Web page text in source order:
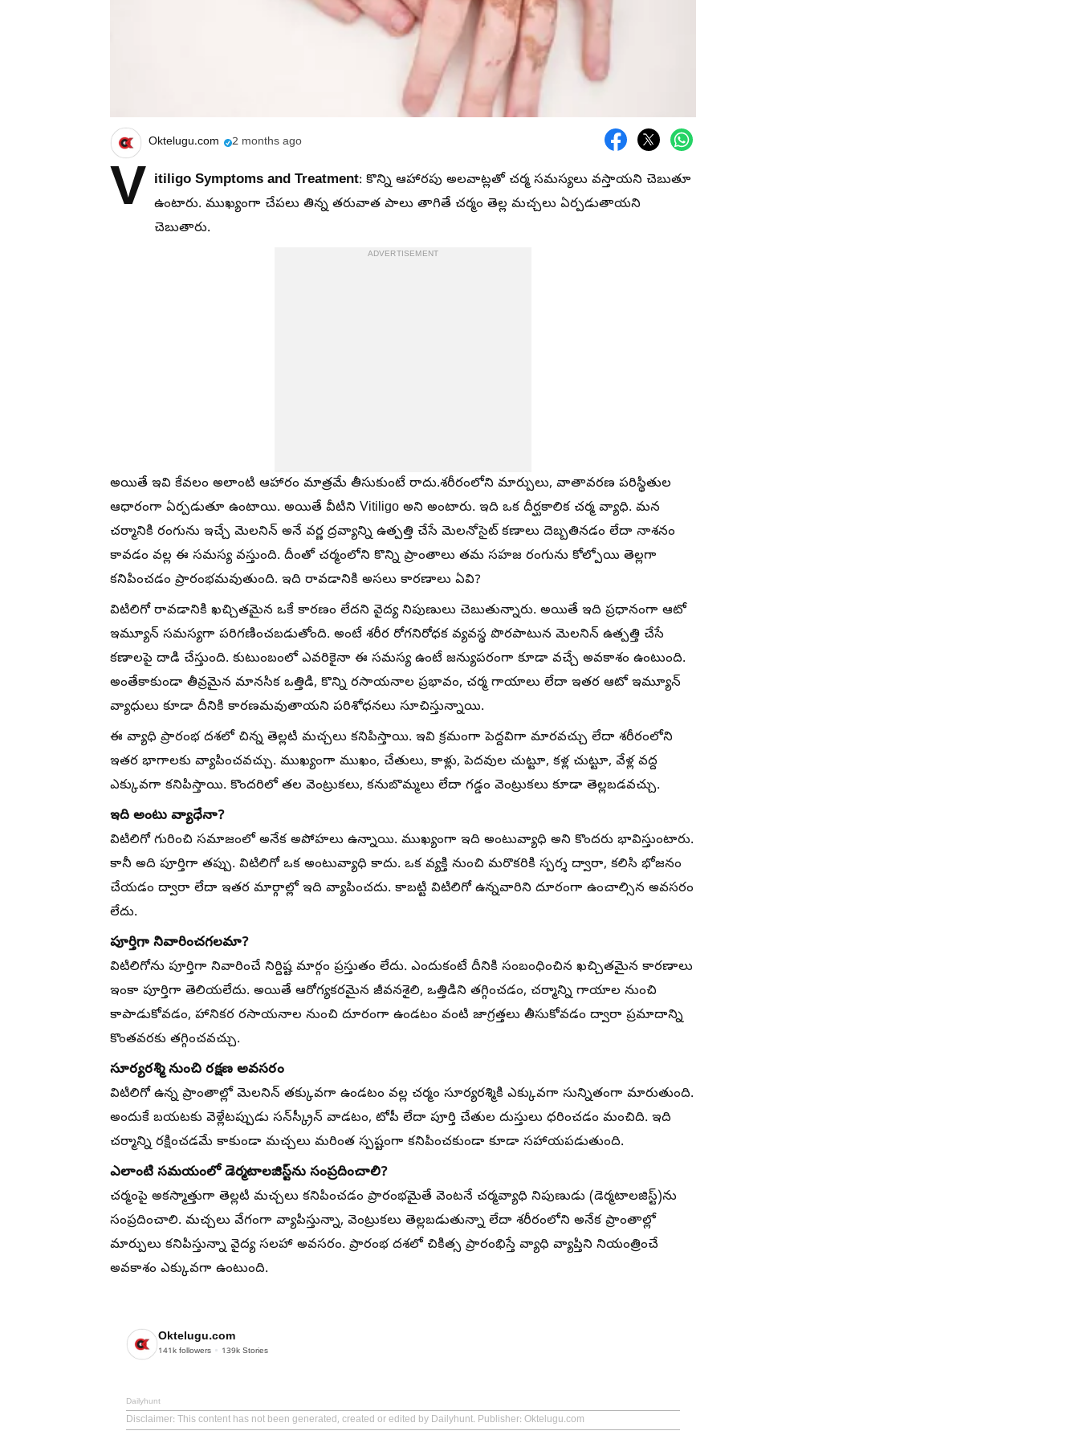
Oktelugu.com 2 months ago
V itiligo Symptoms and Treatment: కొన్ని ఆహారపు అలవాట్లతో చర్మ సమస్యలు వస్తాయని చెబుతూ
ఉంటారు. ముఖ్యంగా చేపలు తిన్న తరువాత పాలు తాగితే చర్మం తెల్ల మచ్చలు ఏర్పడుతాయని
చెబుతారు.
ADVERTISEMENT
అయితే ఇవి కేవలం అలాంటి ఆహారం మాత్రమే తీసుకుంటే రాదు.శరీరంలోని మార్పులు, వాతావరణ పరిస్థితుల
ఆధారంగా ఏర్పడుతూ ఉంటాయి. అయితే వీటిని Vitiligo అని అంటారు. ఇది ఒక దీర్ఘకాలిక చర్మ వ్యాధి. మన
చర్మానికి రంగును ఇచ్చే మెలనిన్ అనే వర్ణ ద్రవ్యాన్ని ఉత్పత్తి చేసే మెలనోసైట్ కణాలు దెబ్బతినడం లేదా నాశనం
కావడం వల్ల ఈ సమస్య వస్తుంది. దీంతో చర్మంలోని కొన్ని ప్రాంతాలు తమ సహజ రంగును కోల్పోయి తెల్లగా
కనిపించడం ప్రారంభమవుతుంది. ఇది రావడానికి అసలు కారణాలు ఏవి?
విటిలిగో రావడానికి ఖచ్చితమైన ఒకే కారణం లేదని వైద్య నిపుణులు చెబుతున్నారు. అయితే ఇది ప్రధానంగా ఆటో
ఇమ్యూన్ సమస్యగా పరిగణించబడుతోంది. అంటే శరీర రోగనిరోధక వ్యవస్థ పొరపాటున మెలనిన్ ఉత్పత్తి చేసే
కణాలపై దాడి చేస్తుంది. కుటుంబంలో ఎవరికైనా ఈ సమస్య ఉంటే జన్యుపరంగా కూడా వచ్చే అవకాశం ఉంటుంది.
అంతేకాకుండా తీవ్రమైన మానసిక ఒత్తిడి, కొన్ని రసాయనాల ప్రభావం, చర్మ గాయాలు లేదా ఇతర ఆటో ఇమ్యూన్
వ్యాధులు కూడా దీనికి కారణమవుతాయని పరిశోధనలు సూచిస్తున్నాయి.
ఈ వ్యాధి ప్రారంభ దశలో చిన్న తెల్లటి మచ్చలు కనిపిస్తాయి. ఇవి క్రమంగా పెద్దవిగా మారవచ్చు లేదా శరీరంలోని
ఇతర భాగాలకు వ్యాపించవచ్చు. ముఖ్యంగా ముఖం, చేతులు, కాళ్లు, పెదవుల చుట్టూ, కళ్ల చుట్టూ, వేళ్ల వద్ద
ఎక్కువగా కనిపిస్తాయి. కొందరిలో తల వెంట్రుకలు, కనుబొమ్మలు లేదా గడ్డం వెంట్రుకలు కూడా తెల్లబడవచ్చు.
ఇది అంటు వ్యాధేనా?
విటిలిగో గురించి సమాజంలో అనేక అపోహలు ఉన్నాయి. ముఖ్యంగా ఇది అంటువ్యాధి అని కొందరు భావిస్తుంటారు.
కానీ అది పూర్తిగా తప్పు. విటిలిగో ఒక అంటువ్యాధి కాదు. ఒక వ్యక్తి నుంచి మరొకరికి స్పర్శ ద్వారా, కలిసి భోజనం
చేయడం ద్వారా లేదా ఇతర మార్గాల్లో ఇది వ్యాపించదు. కాబట్టి విటిలిగో ఉన్నవారిని దూరంగా ఉంచాల్సిన అవసరం
లేదు.
పూర్తిగా నివారించగలమా?
విటిలిగోను పూర్తిగా నివారించే నిర్దిష్ట మార్గం ప్రస్తుతం లేదు. ఎందుకంటే దీనికి సంబంధించిన ఖచ్చితమైన కారణాలు
ఇంకా పూర్తిగా తెలియలేదు. అయితే ఆరోగ్యకరమైన జీవనశైలి, ఒత్తిడిని తగ్గించడం, చర్మాన్ని గాయాల నుంచి
కాపాడుకోవడం, హానికర రసాయనాల నుంచి దూరంగా ఉండటం వంటి జాగ్రత్తలు తీసుకోవడం ద్వారా ప్రమాదాన్ని
కొంతవరకు తగ్గించవచ్చు.
సూర్యరశ్మి నుంచి రక్షణ అవసరం
విటిలిగో ఉన్న ప్రాంతాల్లో మెలనిన్ తక్కువగా ఉండటం వల్ల చర్మం సూర్యరశ్మికి ఎక్కువగా సున్నితంగా మారుతుంది.
అందుకే బయటకు వెళ్లేటప్పుడు సన్‌స్క్రీన్ వాడటం, టోపీ లేదా పూర్తి చేతుల దుస్తులు ధరించడం మంచిది. ఇది
చర్మాన్ని రక్షించడమే కాకుండా మచ్చలు మరింత స్పష్టంగా కనిపించకుండా కూడా సహాయపడుతుంది.
ఎలాంటి సమయంలో డెర్మటాలజిస్ట్‌ను సంప్రదించాలి?
చర్మంపై అకస్మాత్తుగా తెల్లటి మచ్చలు కనిపించడం ప్రారంభమైతే వెంటనే చర్మవ్యాధి నిపుణుడు (డెర్మటాలజిస్ట్)ను
సంప్రదించాలి. మచ్చలు వేగంగా వ్యాపిస్తున్నా, వెంట్రుకలు తెల్లబడుతున్నా లేదా శరీరంలోని అనేక ప్రాంతాల్లో
మార్పులు కనిపిస్తున్నా వైద్య సలహా అవసరం. ప్రారంభ దశలో చికిత్స ప్రారంభిస్తే వ్యాధి వ్యాప్తిని నియంత్రించే
అవకాశం ఎక్కువగా ఉంటుంది.
Oktelugu.com
141k followers 139k Stories
Dailyhunt
Disclaimer: This content has not been generated, created or edited by Dailyhunt. Publisher: Oktelugu.com